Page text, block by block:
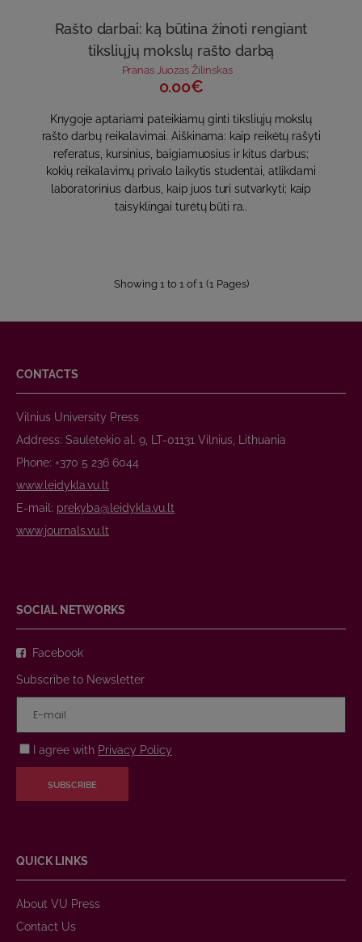
Rašto darbai: ką būtina žinoti rengiant
tiksliųjų mokslų rašto darbą
Pranas Juozas Žilinskas
0.00€
Knygoje aptariami pateikiamų ginti tiksliųjų mokslų
rašto darbų reikalavimai. Aiškinama: kaip reikėtų rašyti
referatus, kursinius, baigiamuosius ir kitus darbus;
kokių reikalavimų privalo laikytis studentai, atlikdami
laboratorinius darbus, kaip juos turi sutvarkyti; kaip
taisyklingai turėtų būti ra..
Showing 1 to 1 of 1 (1 Pages)
CONTACTS
Vilnius University Press
Address: Saulėtekio al. 9, LT-01131 Vilnius, Lithuania
Phone: +370 5 236 6044
www.leidykla.vu.lt
E-mail: prekyba@leidykla.vu.lt
www.journals.vu.lt
SOCIAL NETWORKS
Facebook
Subscribe to Newsletter
I agree with Privacy Policy
SUBSCRIBE
QUICK LINKS
About VU Press
Contact Us